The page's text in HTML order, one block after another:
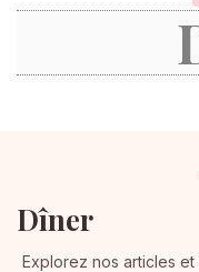
Dîner
Explorez nos articles